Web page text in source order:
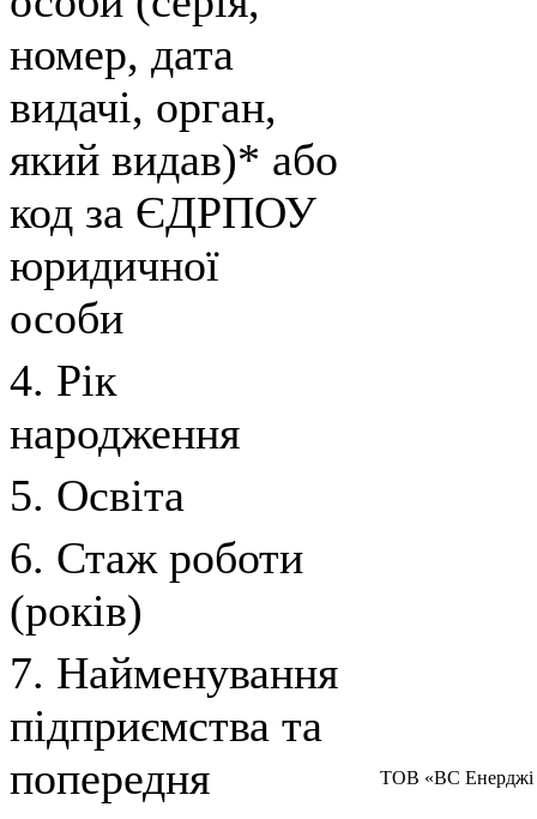
номер, дата
видачі, орган,
який видав)* або
код за ЄДРПОУ
юридичної
особи
4. Рік
народження
5. Освіта
6. Стаж роботи
(років)
7. Найменування
підприємства та
попередня
ТОВ «ВС Енерджi